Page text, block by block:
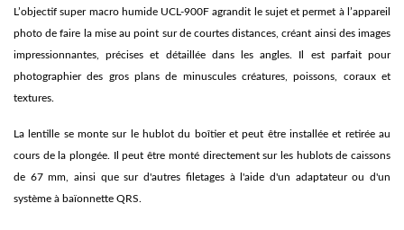
L’objectif super macro humide UCL-900F agrandit le sujet et permet à l’appareil
photo de faire la mise au point sur de courtes distances, créant ainsi des images
impressionnantes, précises et détaillée dans les angles. Il est parfait pour
photographier des gros plans de minuscules créatures, poissons, coraux et
textures.
La lentille se monte sur le hublot du boîtier et peut être installée et retirée au
cours de la plongée. Il peut être monté directement sur les hublots de caissons
de 67 mm, ainsi que sur d'autres filetages à l'aide d'un adaptateur ou d'un
système à baïonnette QRS.